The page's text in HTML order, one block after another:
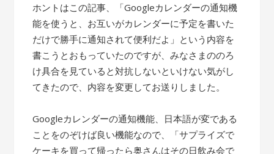
ホントはこの記事、「Googleカレンダーの通知機
能を使うと、お互いがカレンダーに予定を書いた
だけで勝手に通知されて便利だよ」という内容を
書こうとおもっていたのですが、みなさまののろ
け具合を見ていると対抗しないといけない気がし
てきたので、内容を変更してお送りしました。
Googleカレンダーの通知機能、日本語が変である
ことをのぞけば良い機能なので、「サプライズで
ケーキを買って帰ったら奥さんはその日飲み会で